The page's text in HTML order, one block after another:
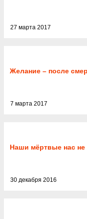
27 марта 2017
Желание – после
7 марта 2017
Наши мёртвые нас не
30 декабря 2016